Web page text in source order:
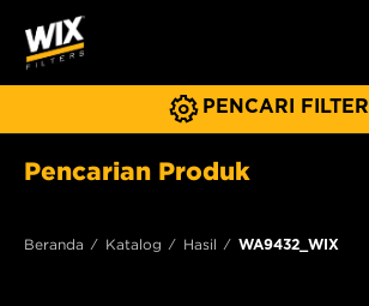
PENCARI FILTER
Pencarian Produk
Beranda Katalog Hasil WA9432_WIX